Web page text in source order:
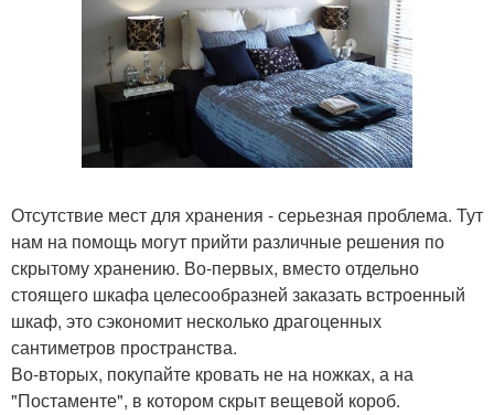
Отсутствие мест для хранения - серьезная проблема. Тут
нам на помощь могут прийти различные решения по
скрытому хранению. Во-первых, вместо отдельно
стоящего шкафа целесообразней заказать встроенный
шкаф, это сэкономит несколько драгоценных
сантиметров пространства.
Во-вторых, покупайте кровать не на ножках, а на
"Постаменте", в котором скрыт вещевой короб.